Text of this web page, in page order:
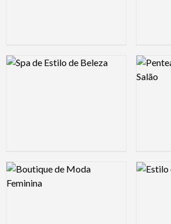
Logo Preview Image Logo
Logo Preview Image Logo